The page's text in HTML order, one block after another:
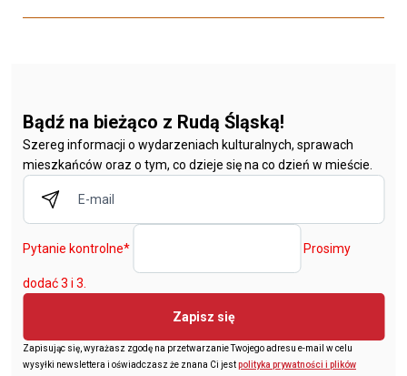
Bądź na bieżąco z Rudą Śląską!
Szereg informacji o wydarzeniach kulturalnych, sprawach
mieszkańców oraz o tym, co dzieje się na co dzień w mieście.
Pytanie kontrolne* Prosimy
dodać 3 i 3.
Zapisz się
Zapisując się, wyrażasz zgodę na przetwarzanie Twojego adresu e-mail w celu
wysyłki newslettera i oświadczasz że znana Ci jestpolityka prywatności i plików